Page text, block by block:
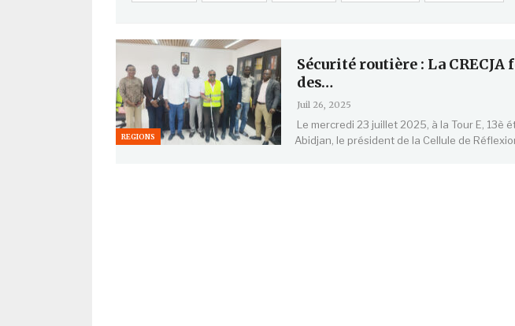
REGIONS
Sécurité routière : La
des…
Juil 26, 2025
Le mercredi 23 juillet 2025, à la Tour E, 13è
Abidjan, le président de la Cellule de